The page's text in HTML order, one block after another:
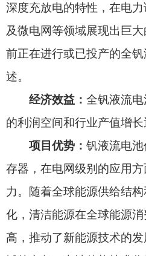
项目优势：钒液流电池作为
存器，在电网级别的应用方面具
力。随着全球能源供给结构和消
化，清洁能源在全球能源消费结
域的竞争。电池储能技术作为核
广泛关注。
市场需求：目前，能源储备
电池包括磷酸铁锂、三元锂电池
峰平价电力市场的建立和储能配
作为一种新型电池系统，其性能
场具有巨大的发展潜力。